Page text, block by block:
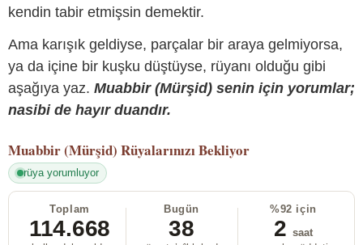
kendin tabir etmişsin demektir.
Ama karışık geldiyse, parçalar bir araya gelmiyorsa,
ya da içine bir kuşku düştüyse, rüyanı olduğu gibi
aşağıya yaz. Muabbir (Mürşid) senin için yorumlar;
nasibi de hayır duandır.
Muabbir (Mürşid) Rüyalarınızı Bekliyor
rüya yorumluyor
Toplam
114.668
Bugün
38
%92 için
2 saat